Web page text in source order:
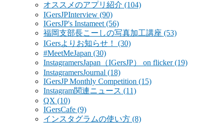
オススメのアプリ紹介 (104)
IGersJPInterview (90)
IGersJP's Instameet (56)
福岡支部長こーしの写真加工講座 (53)
IGersよりお知らせ！ (30)
#MeetMeJapan (30)
InstagramersJapan（IGersJP） on flicker(19)
InstagramersJournal (18)
IGersJP Monthly Competition (15)
Instagram関連ニュース (11)
QX (10)
IGersCafe (9)
インスタグラムの使い方 (8)